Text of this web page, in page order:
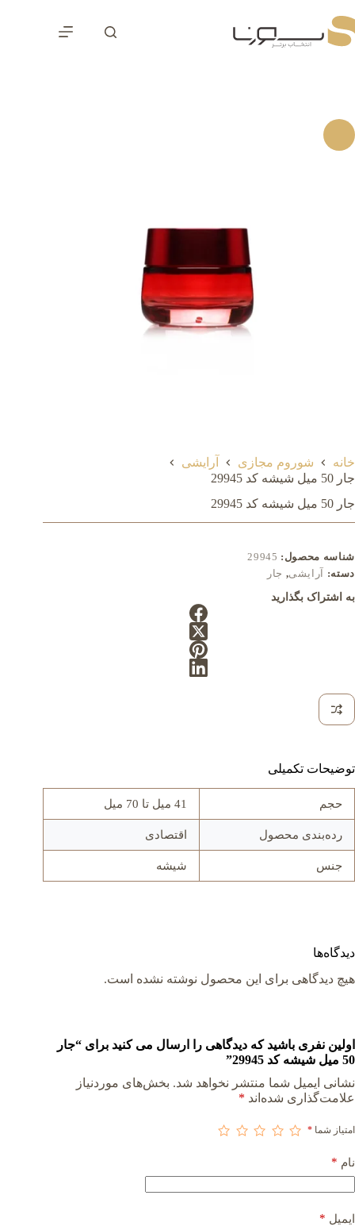
به
محتوا
خانه شوروم مجازی
آرایشی
جار 50 میل شيشه کد 29945
جار 50 میل شيشه کد 29945
شناسه محصول: 29945
دسته:
آرایشی, جار
به اشتراک بگذارید
توضیحات تکمیلی
حجم 41 میل تا 70 میل
رده‌بندی محصول اقتصادی
جنس شيشه
دیدگاه‌ها
هیچ دیدگاهی برای این محصول نوشته نشده است.
اولین نفری باشید که دیدگاهی را ارسال می کنید برای “جار
50 میل شيشه کد 29945”
نشانی ایمیل شما منتشر نخواهد شد. بخش‌های موردنیاز
علامت‌گذاری شده‌اند *
امتیاز شما *
نام *
ایمیل *